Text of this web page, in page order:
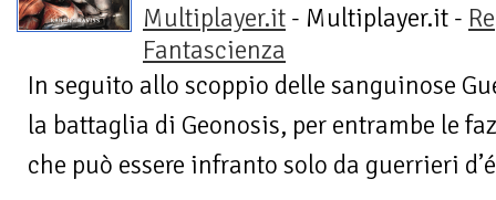
Multiplayer.it - Multiplayer.it -
Fantascienza
In seguito allo scoppio delle sanguinose
la battaglia di Geonosis, per entrambe le
che può essere infranto solo da guerrieri